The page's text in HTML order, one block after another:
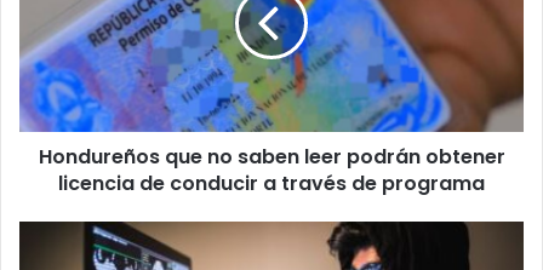
podrán
obtener
licencia
de
conducir
Hondureños que no saben leer podrán obtener
licencia de conducir a través de programa
ciberataques